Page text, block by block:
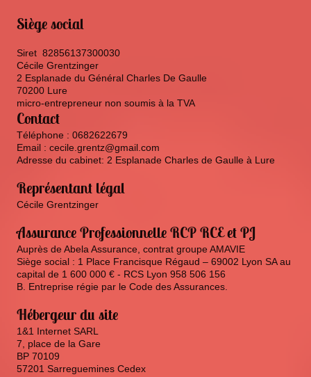
Siège social
Siret 82856137300030
Cécile Grentzinger
2 Esplanade du Général Charles De Gaulle
70200 Lure
micro-entrepreneur non soumis à la TVA
Contact
Téléphone : 0682622679
Email : cecile.grentz@gmail.com
Adresse du cabinet: 2 Esplanade Charles de Gaulle à Lure
Représentant légal
Cécile Grentzinger
Assurance Professionnelle RCP RCE et PJ
Auprès de Abela Assurance, contrat groupe AMAVIE
Siège social : 1 Place Francisque Régaud – 69002 Lyon SA au
capital de 1 600 000 € - RCS Lyon 958 506 156
B. Entreprise régie par le Code des Assurances.
Hébergeur du site
1&1 Internet SARL
7, place de la Gare
BP 70109
57201 Sarreguemines Cedex